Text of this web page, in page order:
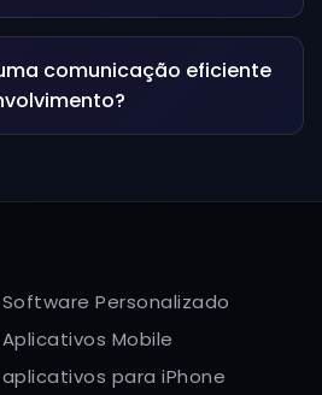
comunicação eficiente
Personalizado
Mobile
para iPhone